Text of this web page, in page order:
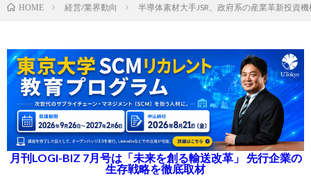
HOME 経営/業界動向 半導体素材大手JSR、政府系の産業革新投資
月刊LOGI-BIZ 7月号は「未来を創る輸送改革」 先行企業の
生存戦略を徹底取材